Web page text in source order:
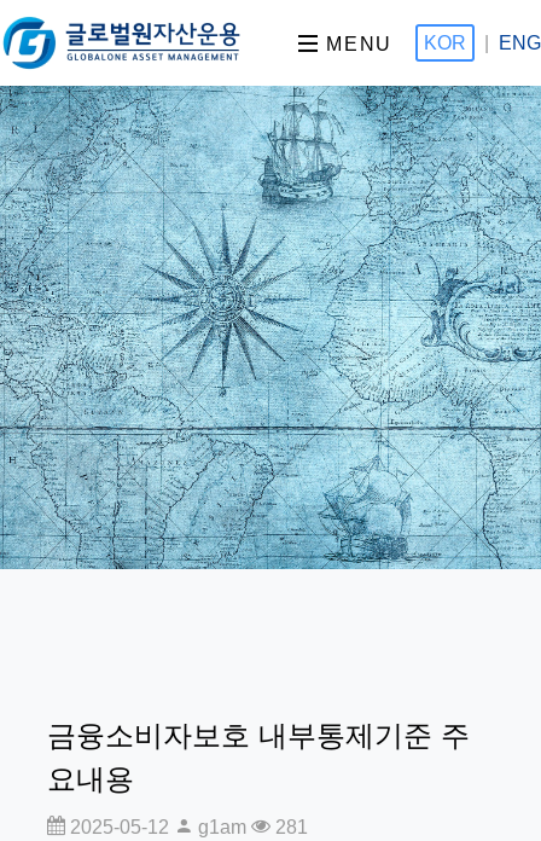
MENU KOR ENG
금융소비자보호 내부통제기준 주
요내용
2025-05-12 g1am 281